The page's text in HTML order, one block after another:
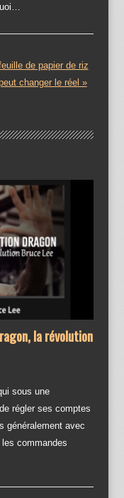
de papier de riz
changer le réel »
la révolution
sous une
régler ses comptes
généralement avec
commandes